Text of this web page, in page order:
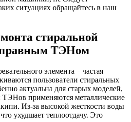
ситуациях обращайтесь в наш
стиральной
ТЭНом
элемента – частая
пользователи стиральных
актуальна для старых моделей,
ТЭНов применяются металлические
Из-за высокой жесткости воды
ухудшает теплоотдачу. Это